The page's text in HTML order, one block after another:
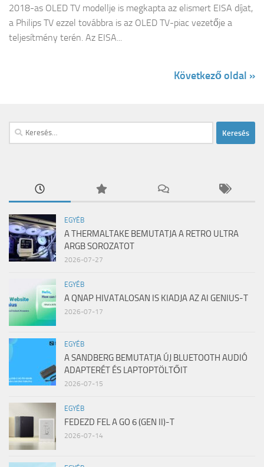
2018-as OLED TV modellje is megkapta az elismert EISA díjat,
a Philips TV ezzel továbbra is az OLED TV-piac vezetője a
teljesítmény terén. Az EISA...
Következő oldal »
Keresés:
EGYÉB
A THERMALTAKE BEMUTATJA A RETRO ULTRA
ARGB SOROZATOT
2026-07-27
EGYÉB
A QNAP HIVATALOSAN IS KIADJA AZ AI GENIUS-T
2026-07-17
EGYÉB
A SANDBERG BEMUTATJA ÚJ BLUETOOTH AUDIÓ
ADAPTERÉT ÉS LAPTOPTÖLTŐIT
2026-07-15
EGYÉB
FEDEZD FEL A GO 6 (GEN II)-T
2026-07-14